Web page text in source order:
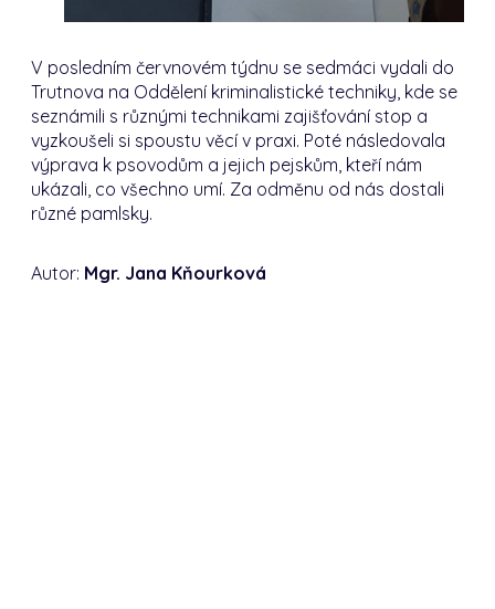
V posledním červnovém týdnu se sedmáci vydali do
Trutnova na Oddělení kriminalistické techniky, kde se
seznámili s různými technikami zajišťování stop a
vyzkoušeli si spoustu věcí v praxi. Poté následovala
výprava k psovodům a jejich pejskům, kteří nám
ukázali, co všechno umí. Za odměnu od nás dostali
různé pamlsky.
Autor: Mgr. Jana Kňourková